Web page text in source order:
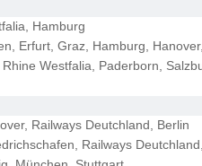
Hamburg
Erfurt, Graz, Hamburg,
Westfalia, Paderborn,
Railways Deutchland, Berlin
Railways